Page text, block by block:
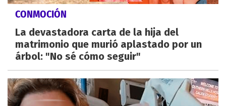
CONMOCIÓN
La devastadora carta de la hija del
matrimonio que murió aplastado por un
árbol: "No sé cómo seguir"